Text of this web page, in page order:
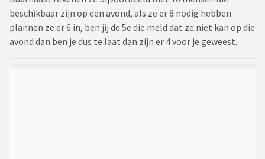
beschikbaar zijn op een avond, als ze er 6 nodig hebben
plannen ze er 6 in, ben jij de 5e die meld dat ze niet kan op die
avond dan ben je dus te laat dan zijn er 4 voor je geweest.